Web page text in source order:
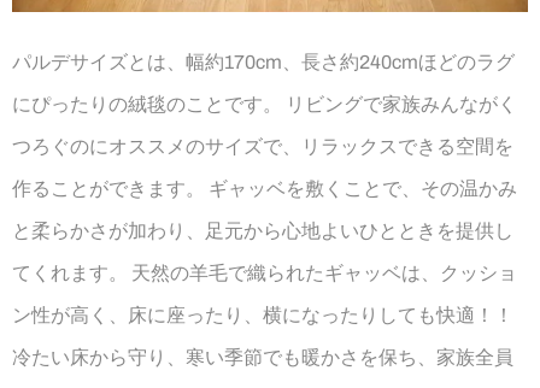
パルデサイズとは、幅約170cm、長さ約240cmほどのラグ
にぴったりの絨毯のことです。 リビングで家族みんながく
つろぐのにオススメのサイズで、リラックスできる空間を
作ることができます。 ギャッベを敷くことで、その温かみ
と柔らかさが加わり、足元から心地よいひとときを提供し
てくれます。 天然の羊毛で織られたギャッベは、クッショ
ン性が高く、床に座ったり、横になったりしても快適！！
冷たい床から守り、寒い季節でも暖かさを保ち、家族全員